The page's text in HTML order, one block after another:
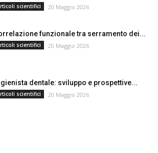
scientifici 20 Maggio 2026
funzionale tra serramento dei...
scientifici 20 Maggio 2026
dentale: sviluppo e prospettive...
scientifici 20 Maggio 2026